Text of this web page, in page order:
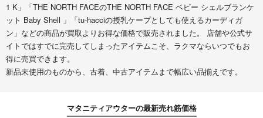
1 K」「THE NORTH FACEのTHE NORTH FACE ベビー シェルブランケ
ット Baby Shell 」「tu-hacciの授乳ケープとしても使えるカーディガ
ン」などの商品が買取よりお得な価格で販売されました。 店舗や公式サ
イトではすでに完売してしまったアイテムこそ、ラクマならいつでもお
得に売買できます。
新品未使用のものから、古着、中古アイテムまで幅広い品揃えです。
マタニティアウターの最新売れ筋価格